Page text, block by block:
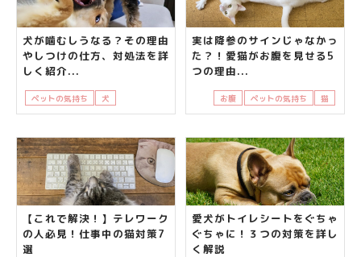
犬が噛むしうなる？その理由
やしつけの仕方、対処法を詳
しく紹介...
ペットの気持ち 犬 飼い主の悩み
実は降参のサインじゃなかっ
た？！愛猫がお腹を見せる5
つの理由...
お腹 ペットの気持ち 猫
【これで解決！】テレワーク
の人必見！仕事中の猫対策7
選
愛犬がトイレシートをぐちゃ
ぐちゃに！３つの対策を詳し
く解説